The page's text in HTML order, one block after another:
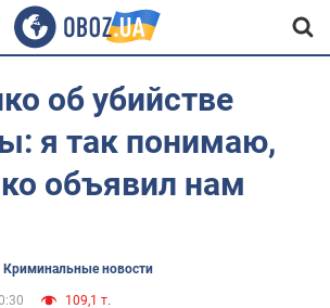
об убийстве
я так понимаю,
объявил нам
Криминальные новости
109,1 т.